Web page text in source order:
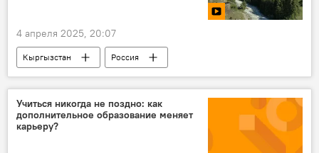
4 апреля 2025, 20:07
Кыргызстан
Россия
Российско-кыргызский фонд развития
ГЭС
строительство
энергетика
видео
видеоинфографика
Учиться никогда не поздно: как
дополнительное образование меняет
карьеру?